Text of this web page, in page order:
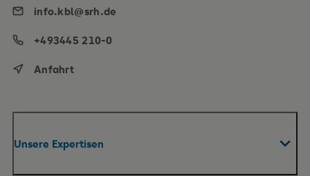
Unsere Expertisen
info.kbl@srh.de
+493445 210-0
Anfahrt